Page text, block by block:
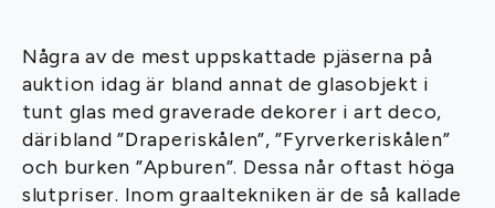
Några av de mest uppskattade pjäserna på
auktion idag är bland annat de glasobjekt i
tunt glas med graverade dekorer i art deco,
däribland ”Draperiskålen”, ”Fyrverkeriskålen”
och burken ”Apburen”. Dessa når oftast höga
slutpriser. Inom graaltekniken är de så kallade